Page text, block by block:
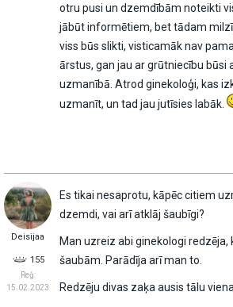
otru pusi un dzemdībām noteikti
jābūt informētiem, bet tādam
viss būs slikti, visticamāk nav
ārstus, gan jau ar grūtniecību būsi
uzmanībā. Atrod ginekoloģi, kas
uzmanīt, un tad jau jutīsies labāk.
Deisijaa
155
Reģ:
15.02.2023
Es tikai nesaprotu, kāpēc citiem
dzemdi, vai arī atklāj šaubīgi?
Man uzreiz abi ginekologi redzēja,
šaubām. Parādīja arī man to.
Redzēju divas zaķa ausis tālu